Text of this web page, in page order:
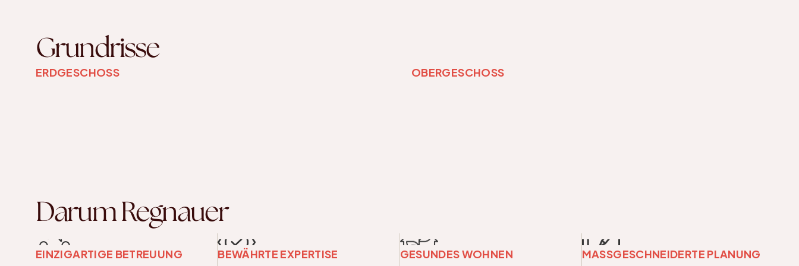
Grundrisse
ERDGESCHOSS OBERGESCHOSS
Darum Regnauer
EINZIGARTIGE BETREUUNG BEWÄHRTE EXPERTISE GESUNDES WOHNEN MASSGESCHNEIDERTE PLANUNG